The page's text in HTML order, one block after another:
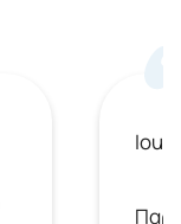
Ioulia